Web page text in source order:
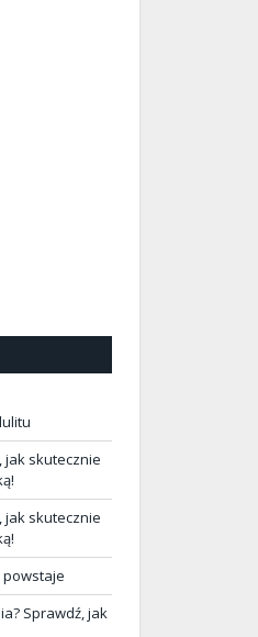
jak skutecznie
jak skutecznie
powstaje
Sprawdź, jak